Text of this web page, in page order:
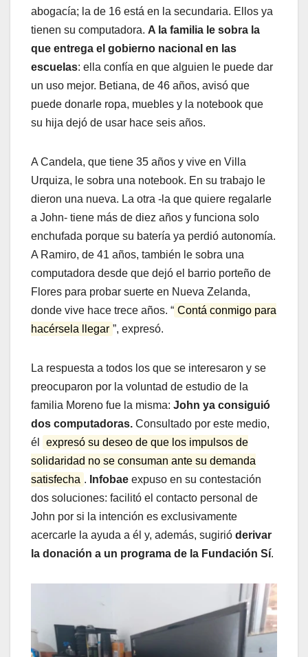
abogacía; la de 16 está en la secundaria. Ellos ya
tienen su computadora. A la familia le sobra la
que entrega el gobierno nacional en las
escuelas: ella confía en que alguien le puede dar
un uso mejor. Betiana, de 46 años, avisó que
puede donarle ropa, muebles y la notebook que
su hija dejó de usar hace seis años.
A Candela, que tiene 35 años y vive en Villa
Urquiza, le sobra una notebook. En su trabajo le
dieron una nueva. La otra -la que quiere regalarle
a John- tiene más de diez años y funciona solo
enchufada porque su batería ya perdió autonomía.
A Ramiro, de 41 años, también le sobra una
computadora desde que dejó el barrio porteño de
Flores para probar suerte en Nueva Zelanda,
donde vive hace trece años. “ Contá conmigo para
hacérsela llegar ”, expresó.
La respuesta a todos los que se interesaron y se
preocuparon por la voluntad de estudio de la
familia Moreno fue la misma: John ya consiguió
dos computadoras. Consultado por este medio,
él
expresó su deseo de que los impulsos de
solidaridad no se consuman ante su demanda
satisfecha . Infobae expuso en su contestación
dos soluciones: facilitó el contacto personal de
John por si la intención es exclusivamente
acercarle la ayuda a él y, además, sugirió derivar
la donación a un programa de la Fundación Sí.